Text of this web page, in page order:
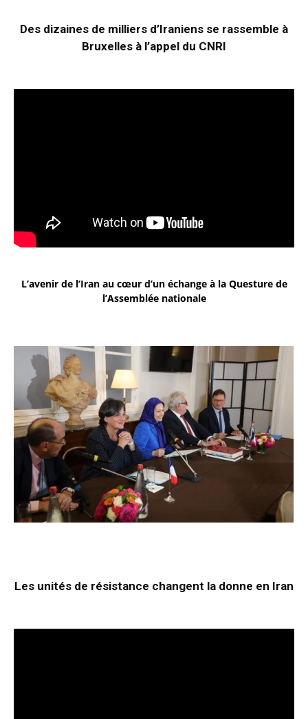
Des dizaines de milliers d’Iraniens se rassemble à
Bruxelles à l’appel du CNRI
L’avenir de l’Iran au cœur d’un échange à la Questure de
l’Assemblée nationale
Les unités de résistance changent la donne en Iran